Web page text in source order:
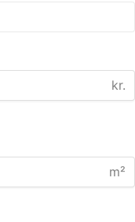
kr.
m²